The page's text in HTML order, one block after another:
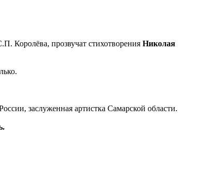
Королёва, прозвучат стихотворения Николая
заслуженная артистка Самарской области.